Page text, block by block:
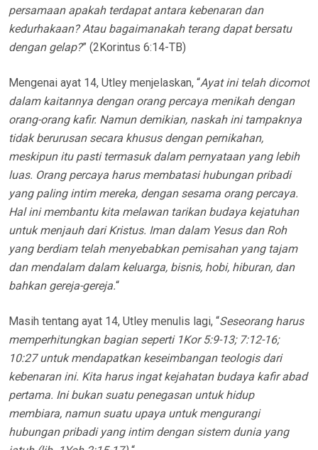
persamaan apakah terdapat antara kebenaran dan
kedurhakaan? Atau bagaimanakah terang dapat bersatu
dengan gelap?” (2Korintus 6:14-TB)
Mengenai ayat 14, Utley menjelaskan, “Ayat ini telah dicomot
dalam kaitannya dengan orang percaya menikah dengan
orang-orang kafir. Namun demikian, naskah ini tampaknya
tidak berurusan secara khusus dengan pernikahan,
meskipun itu pasti termasuk dalam pernyataan yang lebih
luas. Orang percaya harus membatasi hubungan pribadi
yang paling intim mereka, dengan sesama orang percaya.
Hal ini membantu kita melawan tarikan budaya kejatuhan
untuk menjauh dari Kristus. Iman dalam Yesus dan Roh
yang berdiam telah menyebabkan pemisahan yang tajam
dan mendalam dalam keluarga, bisnis, hobi, hiburan, dan
bahkan gereja-gereja.“
Masih tentang ayat 14, Utley menulis lagi, “Seseorang harus
memperhitungkan bagian seperti 1Kor 5:9-13; 7:12-16;
10:27 untuk mendapatkan keseimbangan teologis dari
kebenaran ini. Kita harus ingat kejahatan budaya kafir abad
pertama. Ini bukan suatu penegasan untuk hidup
membiara, namun suatu upaya untuk mengurangi
hubungan pribadi yang intim dengan sistem dunia yang